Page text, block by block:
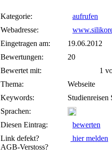
Kategorie:
aufrufen
Webadresse:
Eingetragen am:
19.06.2012
Bewertungen:
20
Bewertet mit:
1
Thema:
Webseite
Keywords:
Studienreisen
Sprachen:
Diesen Eintrag:
bewerten
Link defekt?
AGB-Verstoss?
hier melden